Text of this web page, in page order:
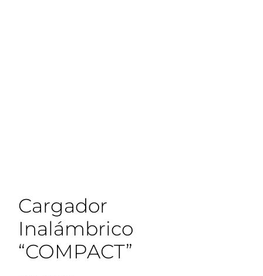
Cargador
Inalámbrico
“COMPACT”